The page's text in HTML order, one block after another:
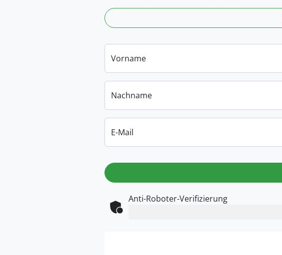
Vorname
Nachname
E-Mail
Anti-Roboter-Verifizierung